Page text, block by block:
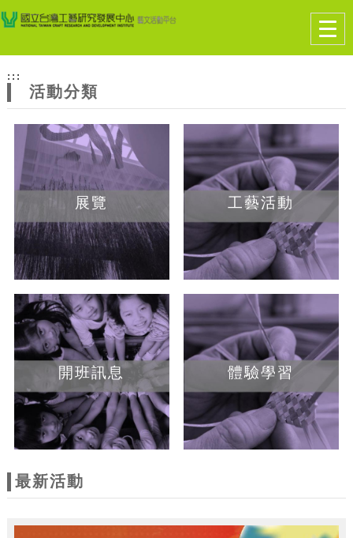
網
站
主
題
跳到主要內容
網站導覽
:::
活動分類
展覽 工藝活動
開班訊息 體驗學習
最新活動